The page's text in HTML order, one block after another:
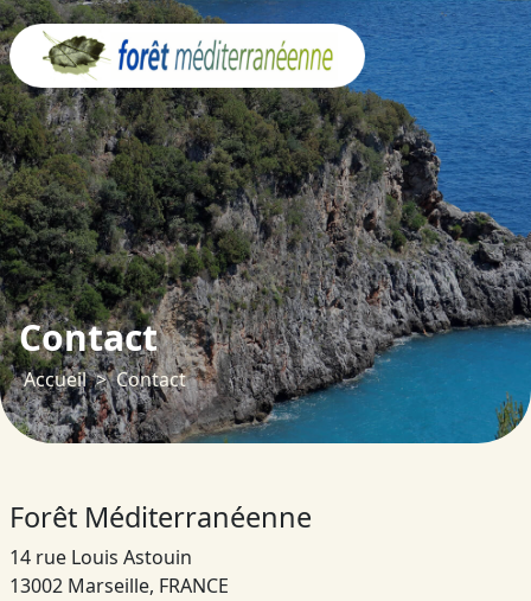
Contact
Accueil Contact
Forêt Méditerranéenne
14 rue Louis Astouin
13002 Marseille, FRANCE
Panneau de gestion des cookies